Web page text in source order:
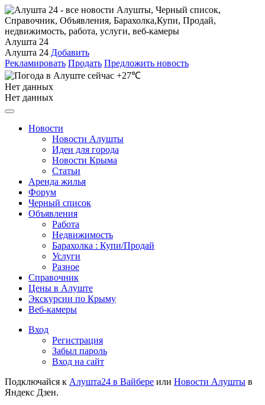
Алушта 24
Алушта 24 Добавить
Рекламировать Продать Предложить новость
+27℃
Нет данных
Нет данных
Новости
Новости Алушты
Идеи для города
Новости Крыма
Статьи
Аренда жилья
Форум
Черный список
Объявления
Работа
Недвижимость
Барахолка : Купи/Продай
Услуги
Разное
Справочник
Цены в Алуште
Экскурсии по Крыму
Веб-камеры
Вход
Регистрация
Забыл пароль
Вход на сайт
Подключайся к Алушта24 в Вайбере или Новости Алушты в
Яндекс Дзен.